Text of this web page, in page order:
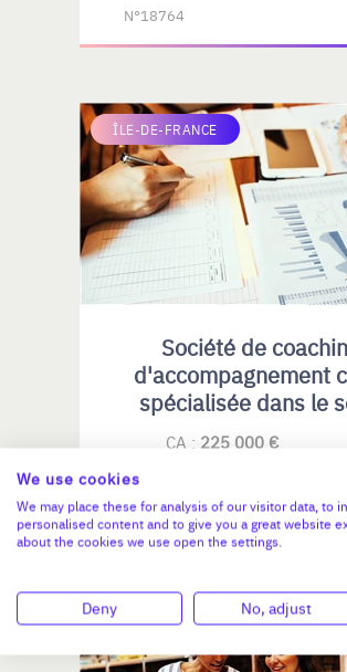
N°18764
ÎLE-DE-FRANCE
Société de
d'accompagnement
spécialisée dans le
public et leader sur le
des ministères.
CA : 225 000 €
N°18751
ÎLE-DE-FRANCE
We use cookies
We may place these for analysis of our visitor data, to
personalised content and to give you a great website
about the cookies we use open the settings.
Deny No, adjust